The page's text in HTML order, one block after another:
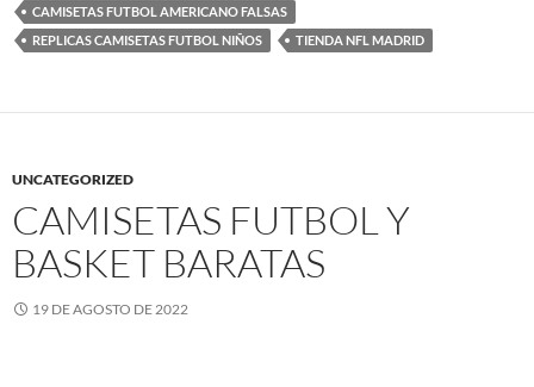
CAMISETAS FUTBOL AMERICANO FALSAS
REPLICAS CAMISETAS FUTBOL NIÑOS
TIENDA NFL MADRID
UNCATEGORIZED
CAMISETAS FUTBOL Y
BASKET BARATAS
19 DE AGOSTO DE 2022